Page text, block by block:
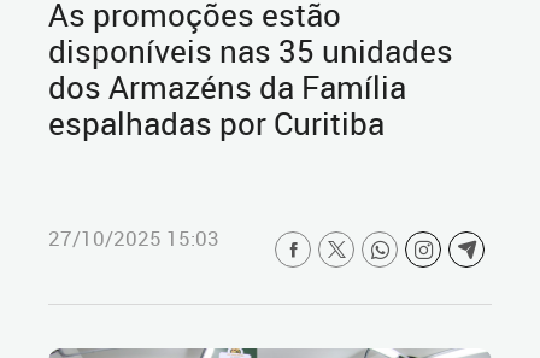
As promoções estão
disponíveis nas 35 unidades
dos Armazéns da Família
espalhadas por Curitiba
27/10/2025 15:03